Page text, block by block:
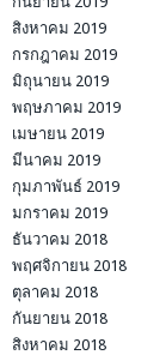
สิงหาคม 2019
กรกฎาคม 2019
มิถุนายน 2019
พฤษภาคม 2019
เมษายน 2019
มีนาคม 2019
กุมภาพันธ์ 2019
มกราคม 2019
ธันวาคม 2018
พฤศจิกายน 2018
ตุลาคม 2018
กันยายน 2018
สิงหาคม 2018